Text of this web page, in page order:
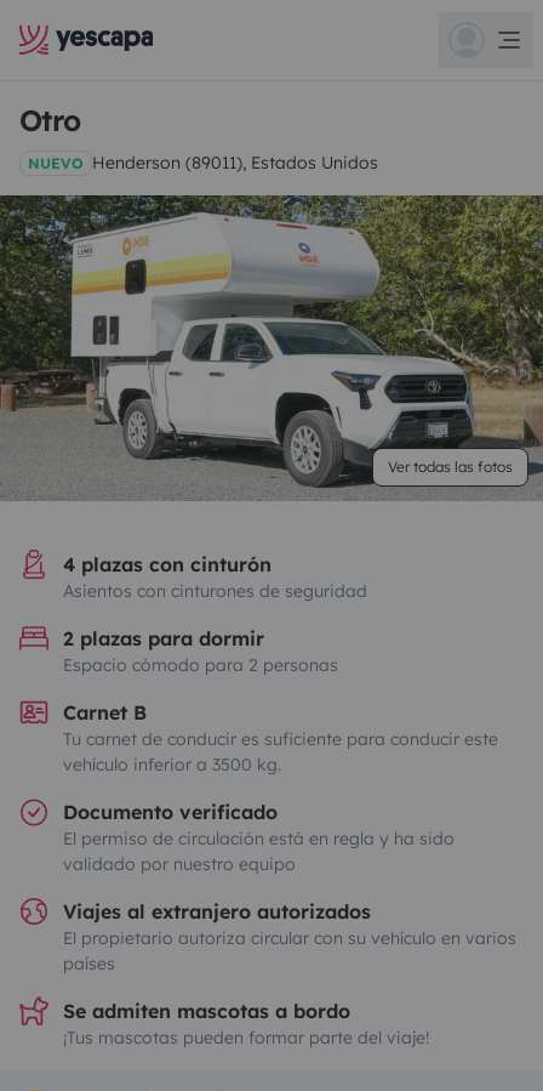
Otro
NUEVO Henderson (89011), Estados Unidos
Ver todas las fotos
4 plazas con cinturón
Asientos con cinturones de seguridad
2 plazas para dormir
Espacio cómodo para 2 personas
Carnet B
Tu carnet de conducir es suficiente para conducir este
vehículo inferior a 3500 kg.
Documento verificado
El permiso de circulación está en regla y ha sido
validado por nuestro equipo
Viajes al extranjero autorizados
El propietario autoriza circular con su vehículo en varios
países
Se admiten mascotas a bordo
¡Tus mascotas pueden formar parte del viaje!